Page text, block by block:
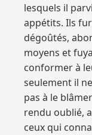
lesquels il
appétits. Ils
dégoûtés,
moyens et
conformer à
seulement il
pas à le
rendu oublié,
ceux qui